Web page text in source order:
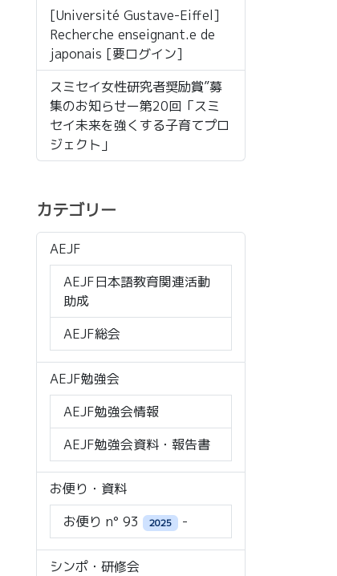
[Université Gustave-Eiffel]
Recherche enseignant.e de
japonais [要ログイン]
スミセイ女性研究者奨励賞”募
集のお知らせー第20回「スミ
セイ未来を強くする子育てプロ
ジェクト」
カテゴリー
AEJF
AEJF日本語教育関連活動
助成
AEJF総会
AEJF勉強会
AEJF勉強会情報
AEJF勉強会資料・報告書
お便り・資料
お便り n° 93
2025 -
シンポ・研修会